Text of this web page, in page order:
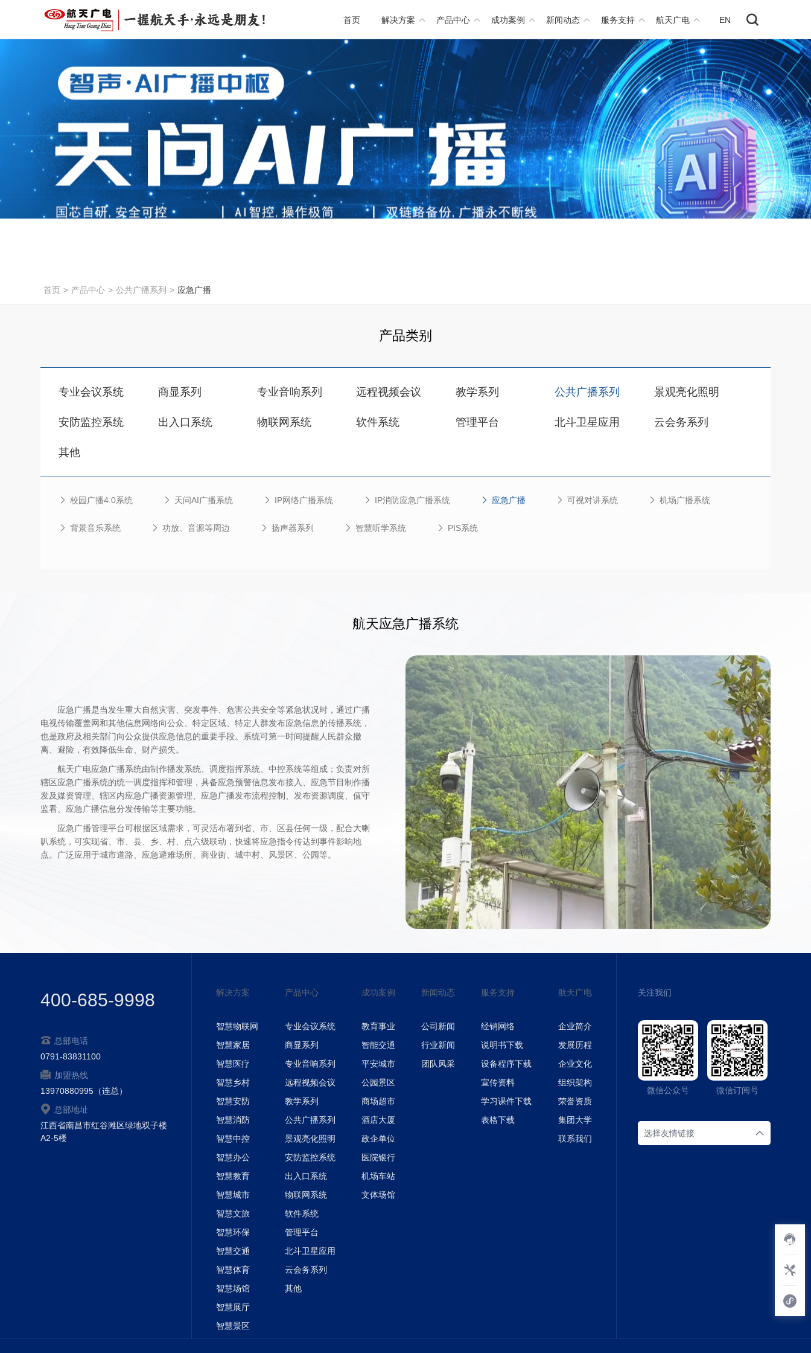
首页 解决方案 产品中心 成功案例 新闻动态 服务支持 航天广电 EN
首页 > 产品中心 > 公共广播系列 > 应急广播
产品类别
专业会议系统 商显系列 专业音响系列 远程视频会议 教学系列 公共广播系列 景观亮化照明
安防监控系统 出入口系统 物联网系统 软件系统 管理平台 北斗卫星应用 云会务系列
其他
校园广播4.0系统 天问AI广播系统 IP网络广播系统 IP消防应急广播系统 应急广播 可视对讲系统 机场广播系统
背景音乐系统 功放、音源等周边 扬声器系列 智慧听学系统 PIS系统
航天应急广播系统
应急广播是当发生重大自然灾害、突发事件、危害公共安全等紧急状况时，通过广播
电视传输覆盖网和其他信息网络向公众、特定区域、特定人群发布应急信息的传播系统，
也是政府及相关部门向公众提供应急信息的重要手段。系统可第一时间提醒人民群众撤
离、避险，有效降低生命、财产损失。
航天广电应急广播系统由制作播发系统、调度指挥系统、中控系统等组成；负责对所
辖区应急广播系统的统一调度指挥和管理，具备应急预警信息发布接入、应急节目制作播
发及媒资管理、辖区内应急广播资源管理、应急广播发布流程控制、发布资源调度、值守
监看、应急广播信息分发传输等主要功能。
应急广播管理平台可根据区域需求，可灵活布署到省、市、区县任何一级，配合大喇
叭系统，可实现省、市、县、乡、村、点六级联动，快速将应急指令传达到事件影响地
点。广泛应用于城市道路、应急避难场所、商业街、城中村、风景区、公园等。
400-685-9998
总部电话
0791-83831100
加盟热线
13970880995（连总）
总部地址
江西省南昌市红谷滩区绿地双子楼
A2-5楼
解决方案
智慧物联网
智慧家居
智慧医疗
智慧乡村
智慧安防
智慧消防
智慧中控
智慧办公
智慧教育
智慧城市
智慧文旅
智慧环保
智慧交通
智慧体育
智慧场馆
智慧展厅
智慧景区
产品中心
专业会议系统
商显系列
专业音响系列
远程视频会议
教学系列
公共广播系列
景观亮化照明
安防监控系统
出入口系统
物联网系统
软件系统
管理平台
北斗卫星应用
云会务系列
其他
成功案例
教育事业
智能交通
平安城市
公园景区
商场超市
酒店大厦
政企单位
医院银行
机场车站
文体场馆
新闻动态
公司新闻
行业新闻
团队风采
服务支持
经销网络
说明书下载
设备程序下载
宣传资料
学习课件下载
表格下载
航天广电
企业简介
发展历程
企业文化
组织架构
荣誉资质
集团大学
联系我们
关注我们
微信公众号 微信订阅号
选择友情链接